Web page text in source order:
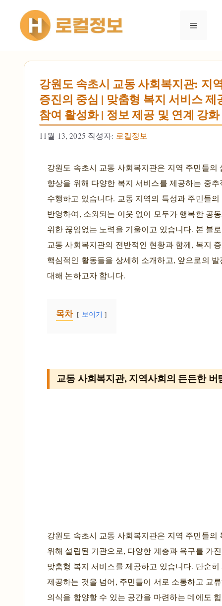
건너뛰기
메뉴
강원도 속초시 교동 사회복지관: 지
증진의 중심 | 맞춤형 복지 서비스 제
참여 활성화 | 정보 제공 및 연계 강화
11월 13, 2025 작성자: 로컬정보
강원도 속초시 교동 사회복지관은 지역 주민들의
향상을 위해 다양한 복지 서비스를 제공하는 중
수행하고 있습니다. 교동 지역의 특성과 주민들의
반영하여, 소외되는 이웃 없이 모두가 행복한 공
위한 끊임없는 노력을 기울이고 있습니다. 본 블
교동 사회복지관의 전반적인 현황과 함께, 복지
핵심적인 활동들을 상세히 소개하고, 앞으로의
대해 논하고자 합니다.
목차 보이기
교동 사회복지관, 지역사회의 든든한 버
강원도 속초시 교동 사회복지관은 지역 주민들의
위해 설립된 기관으로, 다양한 계층과 욕구를 가
맞춤형 복지 서비스를 제공하고 있습니다. 단순
제공하는 것을 넘어, 주민들이 서로 소통하고 교
의식을 함양할 수 있는 공간을 마련하는 데에도